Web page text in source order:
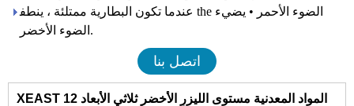
ﻋﻨﺪﻣﺎ ﺗﻜﻮن اﻟﺒﻄﺎرﻳﺔ ﻣﻤﺘﻠﺌﺔ ، ﻳﻨﻄﻔ the اﻟﻀﻮء اﻷﺣﻤﺮ • ﻳﻀﻲء
اﻟﻀﻮء اﻷﺧﻀﺮ.
اتصل بنا
XEAST المواد المعدنية مستوى الليزر الأخضر ثلاثي الأبعاد 12